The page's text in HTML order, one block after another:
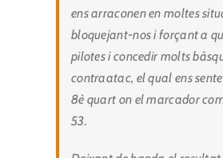
ens arraconen en moltes
bloquejant-nos i forçant a
pilotes i concedir molts
contraatac, el qual ens
8è quart on el marcador
53.